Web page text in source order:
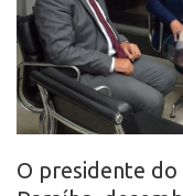
O presidente do